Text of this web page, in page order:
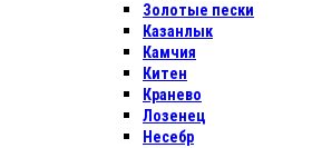
Золотые пески
Казанлык
Камчия
Китен
Кранево
Лозенец
Несебр